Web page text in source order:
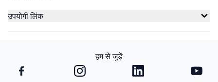
उपयोगी लिंक
हम से जुड़ें